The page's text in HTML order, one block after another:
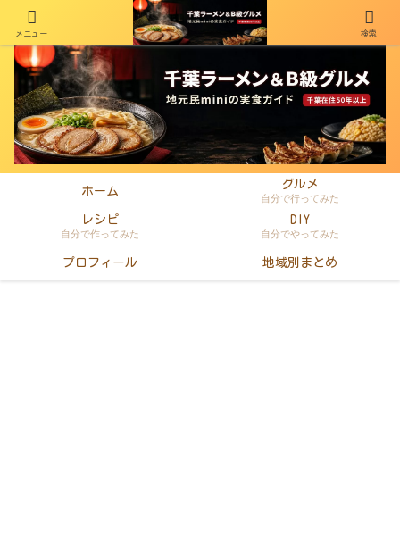
千葉在住50年以上のminiがラーメン・町中華・B級グルメを本音レビュー
ホーム
グルメ
自分で行ってみた
レシピ
自分で作ってみた
DIY
自分でやってみた
プロフィール 地域別まとめ
メニュー 検索